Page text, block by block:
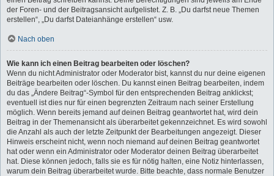
der Foren- und der Beitragsansicht aufgelistet. Z. B. „Du darfst neue Themen
erstellen“, „Du darfst Dateianhänge erstellen“ usw.
Nach oben
Wie kann ich einen Beitrag bearbeiten oder löschen?
Wenn du nicht Administrator oder Moderator bist, kannst du nur deine eigenen
Beiträge bearbeiten oder löschen. Du kannst einen Beitrag bearbeiten, indem
du das „Ändere Beitrag“-Symbol für den entsprechenden Beitrag anklickst;
eventuell ist dies nur für einen begrenzten Zeitraum nach seiner Erstellung
möglich. Wenn bereits jemand auf deinen Beitrag geantwortet hat, wird dein
Beitrag in der Themenansicht als überarbeitet gekennzeichnet. Es wird sowohl
die Anzahl als auch der letzte Zeitpunkt der Bearbeitungen angezeigt. Dieser
Hinweis erscheint nicht, wenn noch niemand auf deinen Beitrag geantwortet
hat oder wenn ein Administrator oder Moderator deinen Beitrag überarbeitet
hat. Diese können jedoch, falls sie es für nötig halten, eine Notiz hinterlassen,
warum dein Beitrag überarbeitet wurde. Bitte beachte, dass normale Benutzer